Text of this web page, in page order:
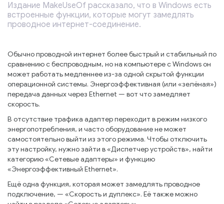
Издание MakeUseOf рассказало, что в Windows есть
встроенные функции, которые могут замедлять
проводное интернет-соединение.
Обычно проводной интернет более быстрый и стабильный по
сравнению с беспроводным, но на компьютере с Windows он
может работать медленнее из-за одной скрытой функции
операционной системы. Энергоэффективная (или «зелёная»)
передача данных через Ethernet — вот что замедляет
скорость.
В отсутствие трафика адаптер переходит в режим низкого
энергопотребления, и часто оборудование не может
самостоятельно выйти из этого режима. Чтобы отключить
эту настройку, нужно зайти в «Диспетчер устройств», найти
категорию «Сетевые адаптеры» и функцию
«Энергоэффективный Ethernet».
Ещё одна функция, которая может замедлять проводное
подключение, — «Скорость и дуплекс». Её также можно